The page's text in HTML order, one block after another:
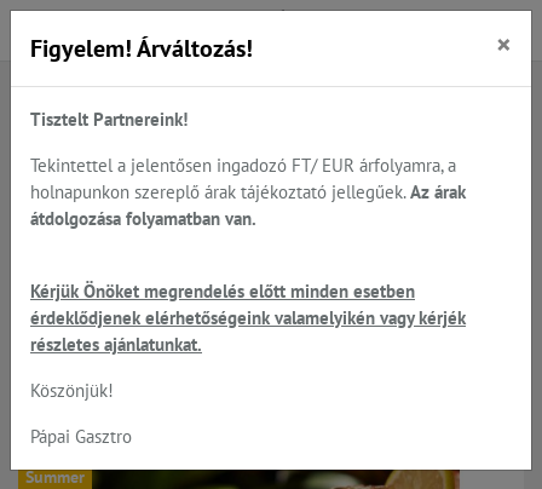
Főoldal Termékek
Jéggépek és tárolók teljes választéka - ARISTARCO
Jéggépek PHE széria - pult alá helyezhető 18-50kg/nap
Helló Nyár 2026 -
kedvezmények ARISTARCO
jéggépekre
Summer
Figyelem! Árváltozás! ×
Tisztelt Partnereink!
Tekintettel a jelentősen ingadozó FT/ EUR árfolyamra, a
holnapunkon szereplő árak tájékoztató jellegűek. Az árak
átdolgozása folyamatban van.
Kérjük Önöket megrendelés előtt minden esetben
érdeklődjenek elérhetőségeink valamelyikén vagy kérjék
részletes ajánlatunkat.
Köszönjük!
Pápai Gasztro